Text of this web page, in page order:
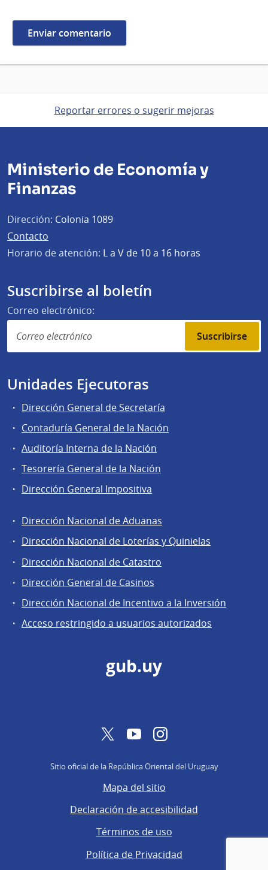
Reportar errores o sugerir mejoras
Ministerio de Economía y
Finanzas
Dirección: Colonia 1089
Contacto
Horario de atención: L a V de 10 a 16 horas
Suscribirse al boletín
Correo electrónico:
Suscribirse
Unidades Ejecutoras
Dirección General de Secretaría
Contaduría General de la Nación
Auditoría Interna de la Nación
Tesorería General de la Nación
Dirección General Impositiva
Áreas
la
Dirección
General
de
Secretaría
Dirección Nacional de Aduanas
Dirección Nacional de Loterías y Quinielas
Dirección Nacional de Catastro
Dirección General de Casinos
Dirección Nacional de Incentivo a la Inversión
Acceso restringido a usuarios autorizados
gub.uy
TwitterYouTubeInstagram
Sitio oficial de la República Oriental del Uruguay
Mapa del sitio
Declaración de accesibilidad
Términos de uso
Política de Privacidad